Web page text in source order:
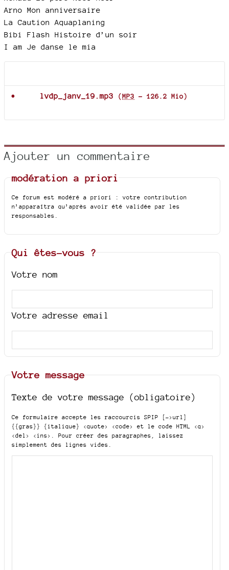
Arno Mon anniversaire
La Caution Aquaplaning
Bibi Flash Histoire d’un soir
I am Je danse le mia
lvdp_janv_19.mp3 (MP3 - 126.2 Mio)
Ajouter un commentaire
modération a priori
Ce forum est modéré a priori : votre contribution
n’apparaîtra qu’après avoir été validée par les
responsables.
Qui êtes-vous ?
Votre nom
Votre adresse email
Votre message
Texte de votre message (obligatoire)
Ce formulaire accepte les raccourcis SPIP
[->url]
{{gras}} {italique} <quote> <code>
et le code HTML <q>
<del> <ins>
. Pour créer des paragraphes, laissez
simplement des lignes vides.